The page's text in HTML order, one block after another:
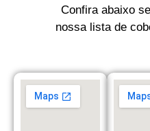
Confira abaixo
nossa lista de